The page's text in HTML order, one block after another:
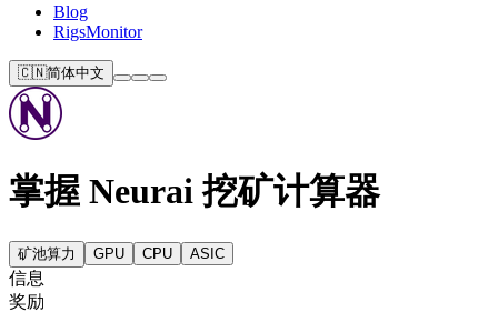
Blog
RigsMonitor
🇨🇳简体中文
掌握 Neurai 挖矿计算器
矿池算力 GPU CPU ASIC
信息
奖励